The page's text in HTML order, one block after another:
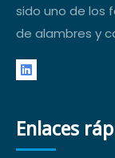
sido uno de los
de alambres y
Enlaces